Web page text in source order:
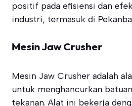
positif pada efisiensi dan
industri, termasuk di
Mesin Jaw Crusher
Mesin Jaw Crusher adalah
untuk menghancurkan
tekanan. Alat ini bekerja